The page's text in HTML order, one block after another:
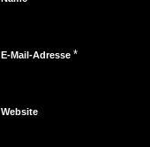
E-Mail-Adresse *
Website